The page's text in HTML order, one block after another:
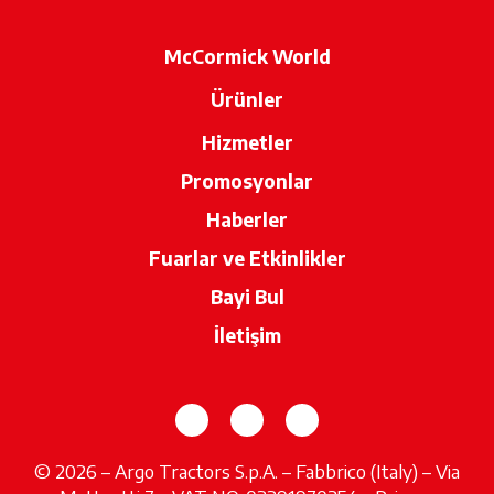
McCormick World
Ürünler
Hizmetler
Promosyonlar
Haberler
Fuarlar ve Etkinlikler
Bayi Bul
İletişim
opens in a new tab
opens in a new tab
opens in a new tab
© 2026 – Argo Tractors S.p.A. – Fabbrico (Italy) – Via